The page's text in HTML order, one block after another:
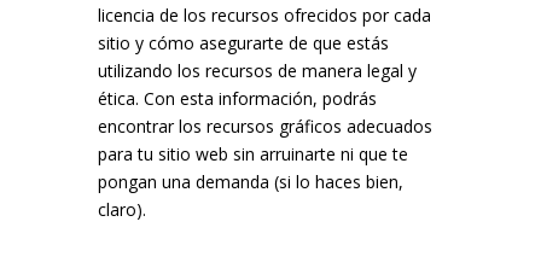
licencia de los recursos ofrecidos por cada
sitio y cómo asegurarte de que estás
utilizando los recursos de manera legal y
ética. Con esta información, podrás
encontrar los recursos gráficos adecuados
para tu sitio web sin arruinarte ni que te
pongan una demanda (si lo haces bien,
claro).